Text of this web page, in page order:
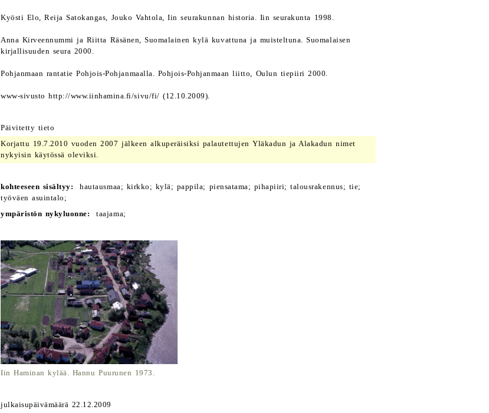
Kyösti Elo, Reija Satokangas, Jouko Vahtola, Iin seurakunnan historia. Iin seurakunta 1998.
Anna Kirveennummi ja Riitta Räsänen, Suomalainen kylä kuvattuna ja muisteltuna. Suomalaisen
kirjallisuuden seura 2000.
Pohjanmaan rantatie Pohjois-Pohjanmaalla. Pohjois-Pohjanmaan liitto, Oulun tiepiiri 2000.
www-sivusto http://www.iinhamina.fi/sivu/fi/ (12.10.2009).
Päivitetty tieto
Korjattu 19.7.2010 vuoden 2007 jälkeen alkuperäisiksi palautettujen Yläkadun ja Alakadun nimet
nykyisin käytössä oleviksi.
kohteeseen sisältyy: hautausmaa; kirkko; kylä; pappila; piensatama; pihapiiri; talousrakennus; tie;
työväen asuintalo;
ympäristön nykyluonne: taajama;
Iin Haminan kylää. Hannu Puurunen 1973.
julkaisupäivämäärä 22.12.2009